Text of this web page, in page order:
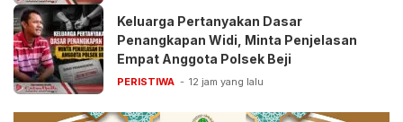
Keluarga Pertanyakan Dasar
Penangkapan Widi, Minta Penjelasan
Empat Anggota Polsek Beji
PERISTIWA 12 jam yang lalu